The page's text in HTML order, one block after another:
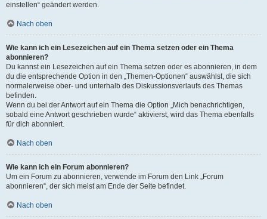
einstellen“ geändert werden.
Nach oben
Wie kann ich ein Lesezeichen auf ein Thema setzen oder ein Thema
abonnieren?
Du kannst ein Lesezeichen auf ein Thema setzen oder es abonnieren, in dem
du die entsprechende Option in den „Themen-Optionen“ auswählst, die sich
normalerweise ober- und unterhalb des Diskussionsverlaufs des Themas
befinden.
Wenn du bei der Antwort auf ein Thema die Option „Mich benachrichtigen,
sobald eine Antwort geschrieben wurde“ aktivierst, wird das Thema ebenfalls
für dich abonniert.
Nach oben
Wie kann ich ein Forum abonnieren?
Um ein Forum zu abonnieren, verwende im Forum den Link „Forum
abonnieren“, der sich meist am Ende der Seite befindet.
Nach oben